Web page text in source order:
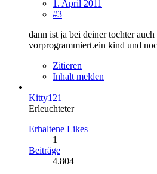
1. April 2011
#3
dann ist ja bei deiner tochter
vorprogrammiert.ein kind und
Zitieren
Inhalt melden
Kitty121
Erleuchteter
Erhaltene Likes
1
Beiträge
4.804